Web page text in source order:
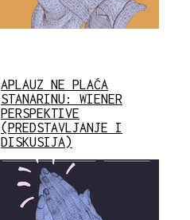
APLAUZ NE PLAĆA
STANARINU: WIENER
PERSPEKTIVE
(PREDSTAVLJANJE I
DISKUSIJA)